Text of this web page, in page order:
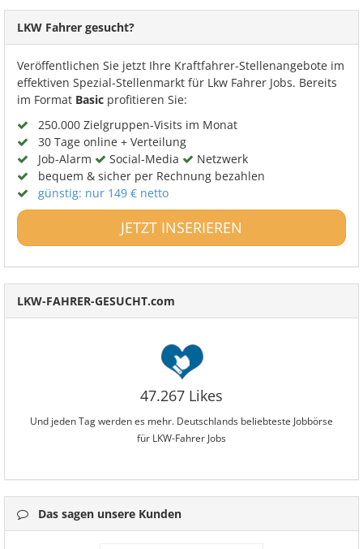
LKW Fahrer gesucht?
Veröffentlichen Sie jetzt Ihre Kraftfahrer-Stellenangebote im
effektiven Spezial-Stellenmarkt für Lkw Fahrer Jobs. Bereits
im Format Basic profitieren Sie:
250.000 Zielgruppen-Visits im Monat
30 Tage online + Verteilung
Job-Alarm
Social-Media
Netzwerk
bequem & sicher per Rechnung bezahlen
günstig: nur 149 € netto
JETZT INSERIEREN
LKW-FAHRER-GESUCHT.com
47.267 Likes
Und jeden Tag werden es mehr. Deutschlands beliebteste Jobbörse
für LKW-Fahrer Jobs
Das sagen unsere Kunden